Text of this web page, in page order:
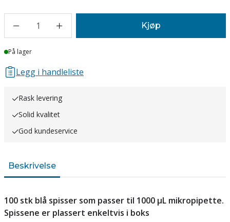
1 Kjøp
Lager
På lager
Legg i handleliste
Rask levering
Solid kvalitet
God kundeservice
Beskrivelse
100 stk blå spisser som passer til 1000 µL mikropipette.
Spissene er plassert enkeltvis i boks